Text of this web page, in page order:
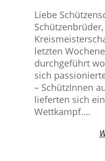
Liebe Schützenschwestern, liebe
letzten
durchgeführt
sich
– SchützInnen
lieferten sich
Wettkampf.…